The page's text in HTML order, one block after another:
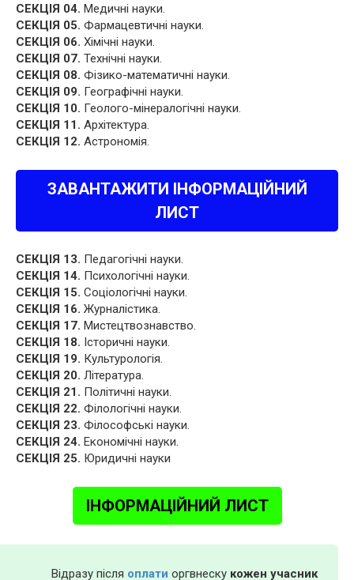
СЕКЦІЯ 04. Медичні науки.
СЕКЦІЯ 05. Фармацевтичні науки.
СЕКЦІЯ 06. Хімічні науки.
СЕКЦІЯ 07. Технічні науки.
СЕКЦІЯ 08. Фізико-математичні науки.
СЕКЦІЯ 09. Географічні науки.
СЕКЦІЯ 10. Геолого-мінералогічні науки.
СЕКЦІЯ 11. Архітектура.
СЕКЦІЯ 12. Астрономія.
ЗАВАНТАЖИТИ ІНФОРМАЦІЙНИЙ
ЛИСТ
СЕКЦІЯ 13. Педагогічні науки.
СЕКЦІЯ 14. Психологічні науки.
СЕКЦІЯ 15. Соціологічні науки.
СЕКЦІЯ 16. Журналістика.
СЕКЦІЯ 17. Мистецтвознавство.
СЕКЦІЯ 18. Історичні науки.
СЕКЦІЯ 19. Культурологія.
СЕКЦІЯ 20. Література.
СЕКЦІЯ 21. Політичні науки.
СЕКЦІЯ 22. Філологічні науки.
СЕКЦІЯ 23. Філософські науки.
СЕКЦІЯ 24. Економічні науки.
СЕКЦІЯ 25. Юридичні науки
ІНФОРМАЦІЙНИЙ ЛИСТ
Відразу після оплати оргвнеску кожен учасник